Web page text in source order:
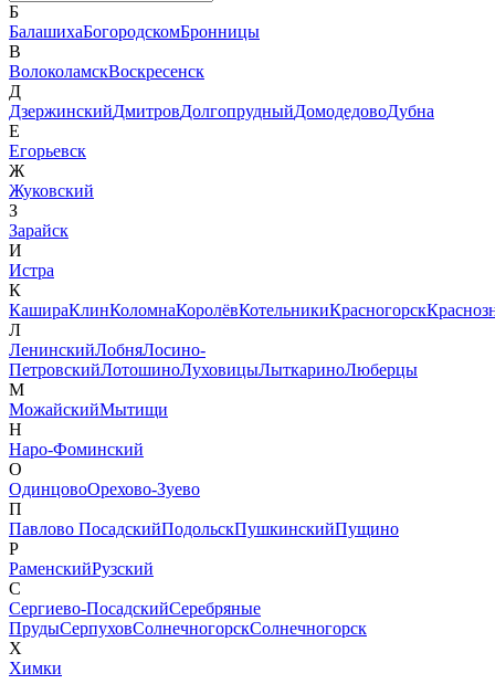
Б
БалашихаБогородскомБронницы
В
ВолоколамскВоскресенск
Д
ДзержинскийДмитровДолгопрудныйДомодедовоДубна
Е
Егорьевск
Ж
Жуковский
З
Зарайск
И
Истра
К
КашираКлинКоломнаКоролёвКотельникиКрасногорск
Л
ЛенинскийЛобняЛосино-
ПетровскийЛотошиноЛуховицыЛыткариноЛюберцы
М
МожайскийМытищи
Н
Наро-Фоминский
О
ОдинцовоОрехово-Зуево
П
Павлово ПосадскийПодольскПушкинскийПущино
Р
РаменскийРузский
С
Сергиево-ПосадскийСеребряные
ПрудыСерпуховСолнечногорскСолнечногорск
Х
Химки